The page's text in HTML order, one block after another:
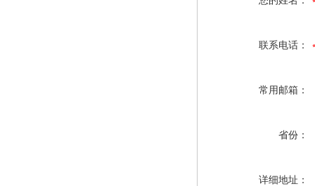
联系电话：
常用邮箱：
省份：
详细地址：